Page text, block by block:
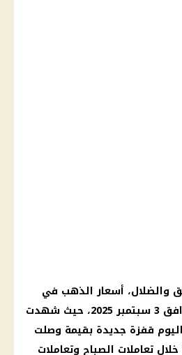
والضلال، أسعار الذهب في
مصر اليوم الأربعاء الموافق 3 سبتمبر 2025، حيث شهدت
قفزة جديدة بقيمة وصلت
خلال تعاملات الصباح وتعاملات